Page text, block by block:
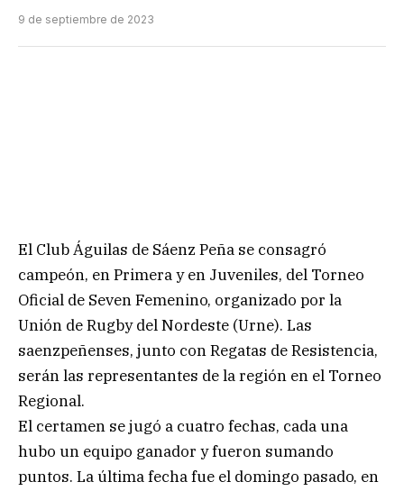
9 de septiembre de 2023
El Club Águilas de Sáenz Peña se consagró
campeón, en Primera y en Juveniles, del Torneo
Oficial de Seven Femenino, organizado por la
Unión de Rugby del Nordeste (Urne). Las
saenzpeñenses, junto con Regatas de Resistencia,
serán las representantes de la región en el Torneo
Regional.
El certamen se jugó a cuatro fechas, cada una
hubo un equipo ganador y fueron sumando
puntos. La última fecha fue el domingo pasado, en